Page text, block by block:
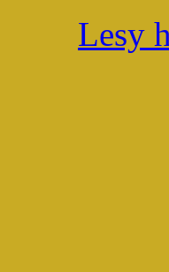
Lesy